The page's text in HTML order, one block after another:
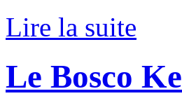
Lire la suite
Le Bosco